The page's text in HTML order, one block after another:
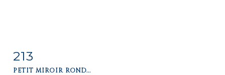
Item detail
213
PETIT MIROIR ROND...